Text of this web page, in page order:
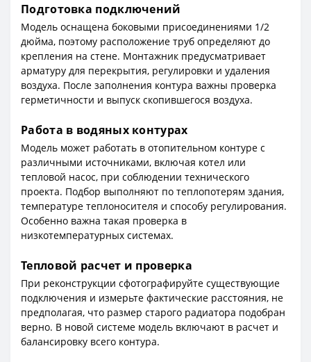
Подготовка подключений
Модель оснащена боковыми присоединениями 1/2
дюйма, поэтому расположение труб определяют до
крепления на стене. Монтажник предусматривает
арматуру для перекрытия, регулировки и удаления
воздуха. После заполнения контура важны проверка
герметичности и выпуск скопившегося воздуха.
Работа в водяных контурах
Модель может работать в отопительном контуре с
различными источниками, включая котел или
тепловой насос, при соблюдении технического
проекта. Подбор выполняют по теплопотерям здания,
температуре теплоносителя и способу регулирования.
Особенно важна такая проверка в
низкотемпературных системах.
Тепловой расчет и проверка
При реконструкции сфотографируйте существующие
подключения и измерьте фактические расстояния, не
предполагая, что размер старого радиатора подобран
верно. В новой системе модель включают в расчет и
балансировку всего контура.